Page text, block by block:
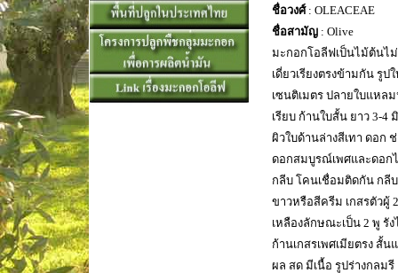
ชื่อวงศ์ : OLEACEAE
ชื่อสามัญ : Olive
มะกอกโอลีฟเป็นไม้ต้นไม่
เดี่ยวเรียงตรงข้ามกัน รูป
เซนติเมตร ปลายใบแหล
เรียบ ก้านใบสั้น ยาว 3-4
ผิวใบด้านล่างสีเทา ดอก
ดอกสมบูรณ์เพศและดอก
กลีบ โคนเชื่อมติดกัน กลี
ขาวหรือสีครีม เกสรตัว
เหลืองลักษณะเป็น 2 พู รั
ก้านเกสรเพศเมียตรง สั้
ผล สด มีเนื้อ รูปร่างกลมรี